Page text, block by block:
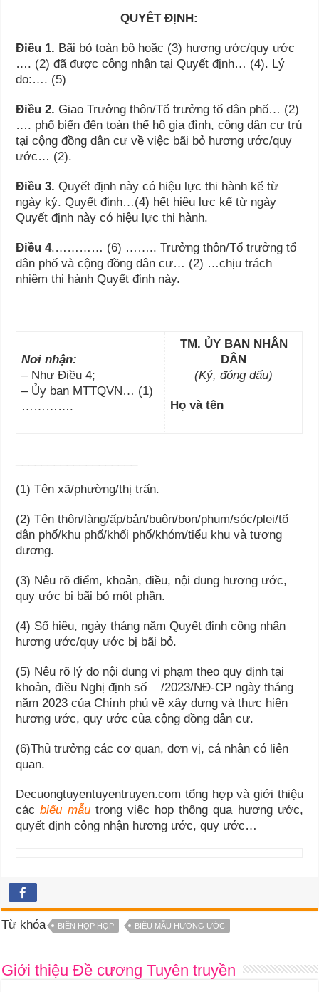
QUYẾT ĐỊNH:
Điều 1. Bãi bỏ toàn bộ hoặc (3) hương ước/quy ước
…. (2) đã được công nhận tại Quyết định… (4). Lý
do:…. (5)
Điều 2. Giao Trưởng thôn/Tổ trưởng tổ dân phố… (2)
…. phổ biến đến toàn thể hộ gia đình, công dân cư trú
tại cộng đồng dân cư về việc bãi bỏ hương ước/quy
ước… (2).
Điều 3.Quyết định này có hiệu lực thi hành kể từ
ngày ký. Quyết định…(4) hết hiệu lực kể từ ngày
Quyết định này có hiệu lực thi hành.
Điều 4.………… (6) …….. Trưởng thôn/Tổ trưởng tổ
dân phố và cộng đồng dân cư… (2) …chịu trách
nhiệm thi hành Quyết định này.
Nơi nhận:
– Như Điều 4;
– Ủy ban MTTQVN… (1)
………….
TM. ỦY BAN NHÂN
DÂN
(Ký, đóng dấu)
Họ và tên
(1) Tên xã/phường/thị trấn.
(2) Tên thôn/làng/ấp/bản/buôn/bon/phum/sóc/plei/tổ
dân phố/khu phố/khối phố/khóm/tiểu khu và tương
đương.
(3) Nêu rõ điểm, khoản, điều, nội dung hương ước,
quy ước bị bãi bỏ một phần.
(4) Số hiệu, ngày tháng năm Quyết định công nhận
hương ước/quy ước bị bãi bỏ.
(5) Nêu rõ lý do nội dung vi phạm theo quy định tại
khoản, điều Nghị định số /2023/NĐ-CP ngày tháng
năm 2023 của Chính phủ về xây dựng và thực hiện
hương ước, quy ước của cộng đồng dân cư.
(6)Thủ trưởng các cơ quan, đơn vị, cá nhân có liên
quan.
Decuongtuyentuyentruyen.com tổng hợp và giới thiệu
cácbiểu mẫutrong việc họp thông qua hương ước,
quyết định công nhận hương ước, quy ước…
Từ khóa BIÊN HỌP HỌP BIỂU MẪU HƯƠNG ƯỚC
Giới thiệu Đề cương Tuyên truyền